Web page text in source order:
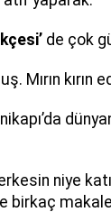
de çok
Mırın kırın
niye
birkaç